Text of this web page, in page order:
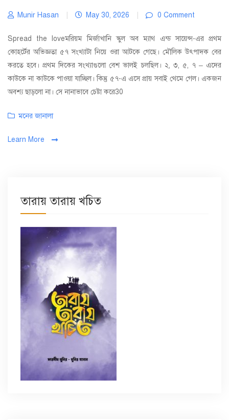
Munir Hasan May 30, 2026 0 Comment
Spread the loveমরিয়ম মির্জাখানি স্কুল অব ম্যাথ এন্ড সায়েন্স-এর প্রথম
কোহর্টের অভিজ্ঞতা ৫৭ সংখ্যাটা নিয়ে ওরা আটকে গেছে। মৌলিক উৎপাদক বের
করতে হবে। প্রথম দিকের সংখ্যাগুলো বেশ ভালই চলছিল। ২, ৩, ৫, ৭ – এদের
কাউকে না কাউকে পাওয়া যাচ্ছিল। কিন্তু ৫৭-এ এসে প্রায় সবাই থেমে গেল। একজন
অবশ্য ছাড়লো না। সে নানাভাবে চেষ্টা করে30
Categories
মনের জানালা
Learn More
তারায় তারায় খচিত